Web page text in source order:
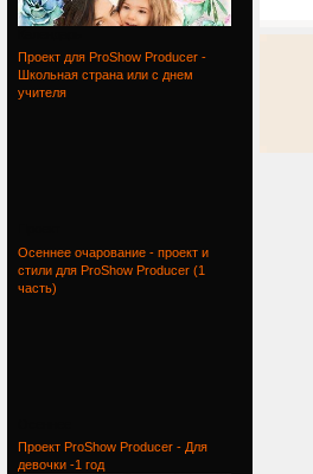
Проект для ProShow Producer -
Школьная страна или с днем
учителя
Осеннее очарование - проект и
стили для ProShow Producer (1
часть)
Проект ProShow Producer - Для
девочки -1 год